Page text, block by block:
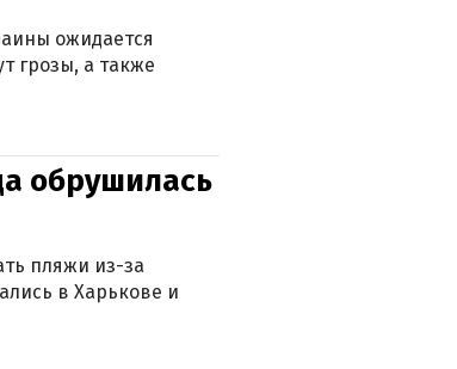
ожидается
грозы, а также
обрушилась
пляжи из-за
в Харькове и